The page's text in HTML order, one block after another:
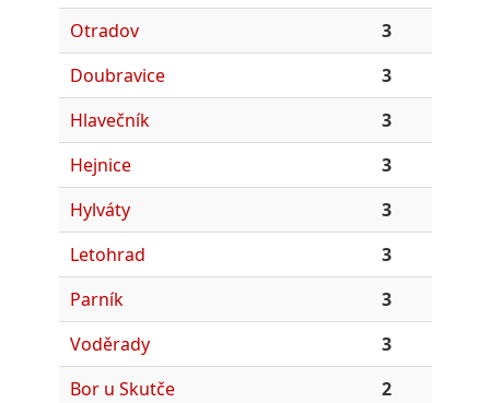
Otradov
3
Doubravice
3
Hlavečník
3
Hejnice
3
Hylváty
3
Letohrad
3
Parník
3
Voděrady
3
Bor u Skutče
2